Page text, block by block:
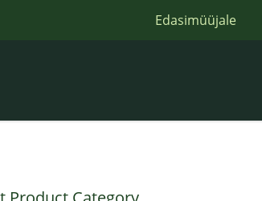
Edasimüüjale